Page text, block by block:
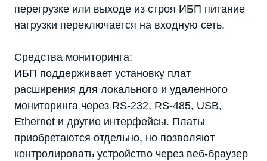
перегрузке или выходе из строя ИБП питание
нагрузки переключается на входную сеть.
Средства мониторинга:
ИБП поддерживает установку плат
расширения для локального и удаленного
мониторинга через RS-232, RS-485, USB,
Ethernet и другие интерфейсы. Платы
приобретаются отдельно, но позволяют
контролировать устройство через веб-браузер